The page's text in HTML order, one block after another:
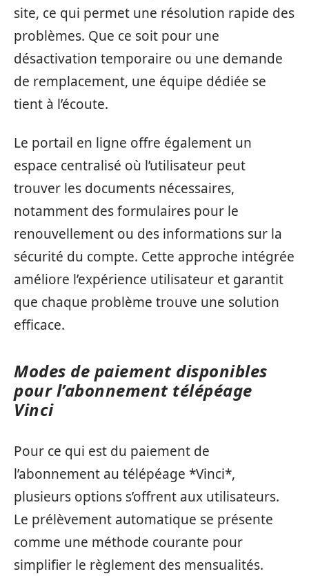
site, ce qui permet une résolution rapide des
problèmes. Que ce soit pour une
désactivation temporaire ou une demande
de remplacement, une équipe dédiée se
tient à l’écoute.
Le portail en ligne offre également un
espace centralisé où l’utilisateur peut
trouver les documents nécessaires,
notamment des formulaires pour le
renouvellement ou des informations sur la
sécurité du compte. Cette approche intégrée
améliore l’expérience utilisateur et garantit
que chaque problème trouve une solution
efficace.
Modes de paiement disponibles
pour l’abonnement télépéage
Vinci
Pour ce qui est du paiement de
l’abonnement au télépéage *Vinci*,
plusieurs options s’offrent aux utilisateurs.
Le prélèvement automatique se présente
comme une méthode courante pour
simplifier le règlement des mensualités.